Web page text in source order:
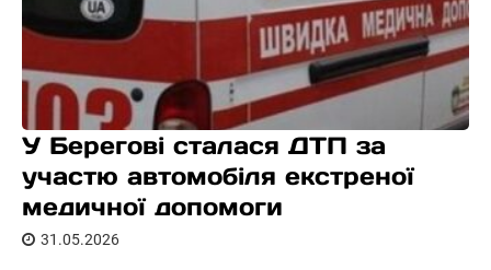
У Берегові сталася ДТП за
участю автомобіля екстреної
медичної допомоги
31.05.2026